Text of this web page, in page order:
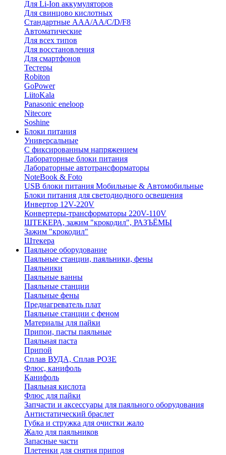
Для Li-Ion аккумуляторов
Для свинцово кислотных
Стандартные ААА/АА/С/D/F8
Автоматические
Для всех типов
Для восстановления
Для смартфонов
Тестеры
Robiton
GoPower
LiitoKala
Panasonic eneloop
Nitecore
Soshine
Блоки питания
Универсальные
C фиксированным напряжением
Лабораторные блоки питания
Лабораторные автотрансформаторы
NoteBook & Foto
USB блоки питания Мобильные & Автомобильные
Блоки питания для светодиодного освещения
Инвертор 12V-220V
Конвертеры-трансформаторы 220V-110V
ШТЕКЕРА, зажим "крокодил", РАЗЪЁМЫ
Зажим "крокодил"
Штекера
Паяльное оборудование
Паяльные станции, паяльники, фены
Паяльники
Паяльные ванны
Паяльные станции
Паяльные фены
Преднагреватель плат
Паяльные станции с феном
Материалы для пайки
Припои, пасты паяльные
Паяльная паста
Припой
Сплав ВУДА, Сплав РОЗЕ
Флюс, канифоль
Канифоль
Паяльная кислота
Флюс для пайки
Запчасти и аксессуары для паяльного оборудования
Антистатический браслет
Губка и стружка для очистки жало
Жало для паяльников
Запасные части
Плетенки для снятия припоя